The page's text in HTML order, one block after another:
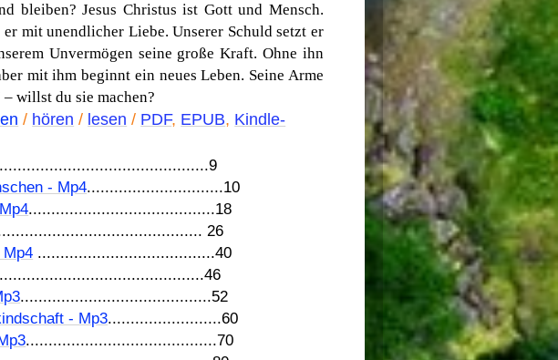
bleiben? Jesus Christus ist Gott und Mensch.
mit unendlicher Liebe. Unserer Schuld setzt er
Unvermögen seine große Kraft. Ohne ihn
mit ihm beginnt ein neues Leben. Seine Arme
willst du sie machen?
/ hören / lesen / PDF, EPUB, Kindle-
- Mp4..............................10
.........................................18
26
.......................................40
..........................................52
- Mp3.........................60
..........................................70